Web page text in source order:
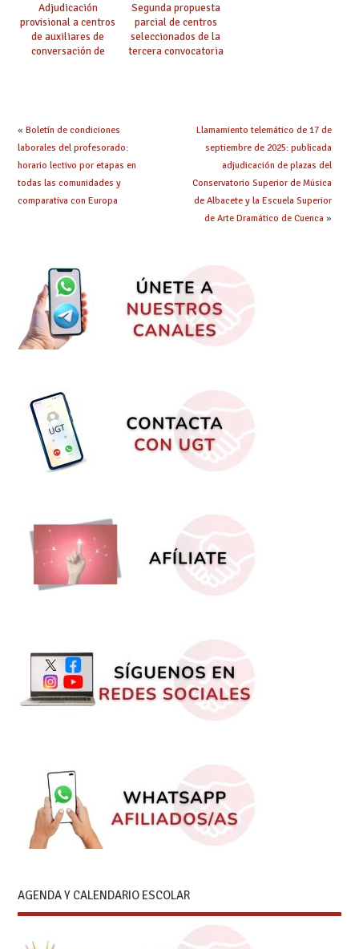
Adjudicación
provisional a centros
de auxiliares de
conversación de
Segunda propuesta
parcial de centros
seleccionados de la
tercera convocatoria
« Boletín de condiciones
laborales del profesorado:
horario lectivo por etapas en
todas las comunidades y
comparativa con Europa
Llamamiento telemático de 17 de
septiembre de 2025: publicada
adjudicación de plazas del
Conservatorio Superior de Música
de Albacete y la Escuela Superior
de Arte Dramático de Cuenca»
AGENDA Y CALENDARIO ESCOLAR